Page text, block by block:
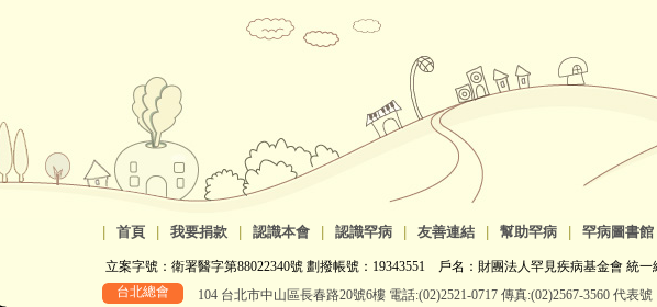
首頁 我要捐款 認識本會 認識罕病 友善連結 幫助罕病 罕病圖書館
立案字號：衛署醫字第88022340號 劃撥帳號：19343551 戶名：財團法人罕見疾病基金會 統一
台北總會
104 台北市中山區長春路20號6樓 電話:(02)2521-0717 傳真:(02)2567-3560 代表號